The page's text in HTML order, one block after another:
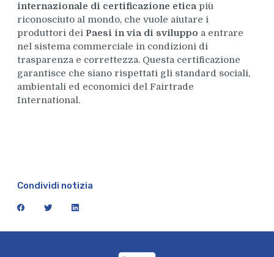
internazionale di certificazione eticapiù
riconosciuto al mondo, che vuole aiutare i
produttori dei Paesi in via di sviluppo a entrare
nel sistema commerciale in condizioni di
trasparenza e correttezza. Questa certificazione
garantisce che siano rispettati gli standard sociali,
ambientali ed economici del Fairtrade
International.
Condividi notizia
facebook twitter linkedin